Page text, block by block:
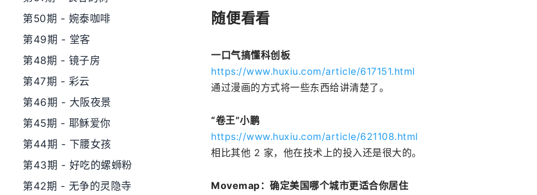
第50期 - 婉泰咖啡
第49期 - 堂客
第48期 - 镜子房
第47期 - 彩云
第46期 - 大阪夜景
第45期 - 耶稣爱你
第44期 - 下腰女孩
第43期 - 好吃的螺蛳粉
第42期 - 无争的灵隐寺
随便看看
一口气搞懂科创板
https://www.huxiu.com/article/617151.html
通过漫画的方式将一些东西给讲清楚了。
“卷王”小鹏
https://www.huxiu.com/article/621108.html
相比其他 2 家，他在技术上的投入还是很大的。
Movemap：确定美国哪个城市更适合你居住